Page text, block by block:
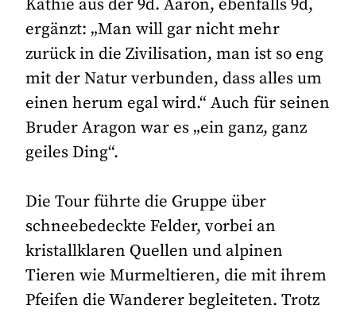
Kathie aus der 9d. Aaron, ebenfalls 9d,
ergänzt: „Man will gar nicht mehr
zurück in die Zivilisation, man ist so eng
mit der Natur verbunden, dass alles um
einen herum egal wird.“ Auch für seinen
Bruder Aragon war es „ein ganz, ganz
geiles Ding“.
Die Tour führte die Gruppe über
schneebedeckte Felder, vorbei an
kristallklaren Quellen und alpinen
Tieren wie Murmeltieren, die mit ihrem
Pfeifen die Wanderer begleiteten. Trotz